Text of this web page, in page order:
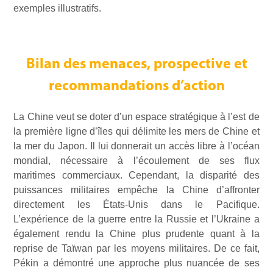
exemples illustratifs.
Bilan des menaces, prospective et
recommandations d’action
La Chine veut se doter d’un espace stratégique à l’est de
la première ligne d’îles qui délimite les mers de Chine et
la mer du Japon. Il lui donnerait un accès libre à l’océan
mondial, nécessaire à l’écoulement de ses flux
maritimes commerciaux. Cependant, la disparité des
puissances militaires empêche la Chine d’affronter
directement les États-Unis dans le Pacifique.
L’expérience de la guerre entre la Russie et l’Ukraine a
également rendu la Chine plus prudente quant à la
reprise de Taïwan par les moyens militaires. De ce fait,
Pékin a démontré une approche plus nuancée de ses